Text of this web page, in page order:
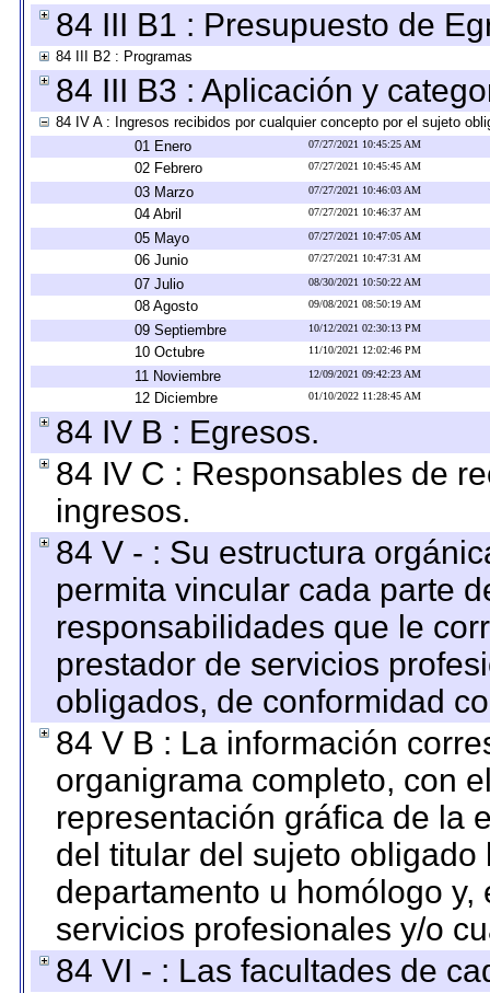
84 III B1 : Presupuesto de
84 III B2 : Programas
84 III B3 : Aplicación y
84 IV A : Ingresos recibidos por cualquier concepto por el sujeto
01 Enero
07/27/2021 10:45:25 AM
02 Febrero 07/27/2021 10:45:45 AM
03 Marzo 07/27/2021 10:46:03 AM
04 Abril 07/27/2021 10:46:37 AM
05 Mayo 07/27/2021 10:47:05 AM
06 Junio 07/27/2021 10:47:31 AM
07 Julio 08/30/2021 10:50:22 AM
08 Agosto 09/08/2021 08:50:19 AM
09 Septiembre 10/12/2021 02:30:13 PM
10 Octubre 11/10/2021 12:02:46 PM
11 Noviembre 12/09/2021 09:42:23 AM
12 Diciembre 01/10/2022 11:28:45 AM
84 IV B : Egresos.
84 IV C : Responsables de
ingresos.
84 V - : Su estructura
permita vincular cada parte
responsabilidades que le
prestador de servicios
obligados, de conformidad
84 V B : La información
organigrama completo, con
representación gráfica de la
del titular del sujeto
departamento u homólogo
servicios profesionales y/o
84 VI - : Las facultades de